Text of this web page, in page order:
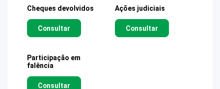
Cheques devolvidos
Consultar
Ações judiciais
Consultar
Participação em
falência
Consultar